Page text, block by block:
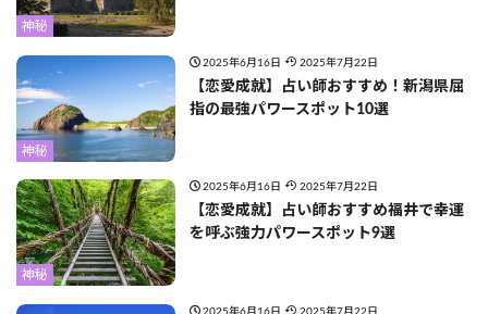
神秘
神秘
2025年6月16日 2025年7月22日
【恋愛成就】占い師おすすめ！新潟県屈
指の最強パワースポット10選
神秘
2025年6月16日 2025年7月22日
【恋愛成就】占い師おすすめ福井で幸運
を呼ぶ強力パワースポット9選
2025年6月16日 2025年7月22日